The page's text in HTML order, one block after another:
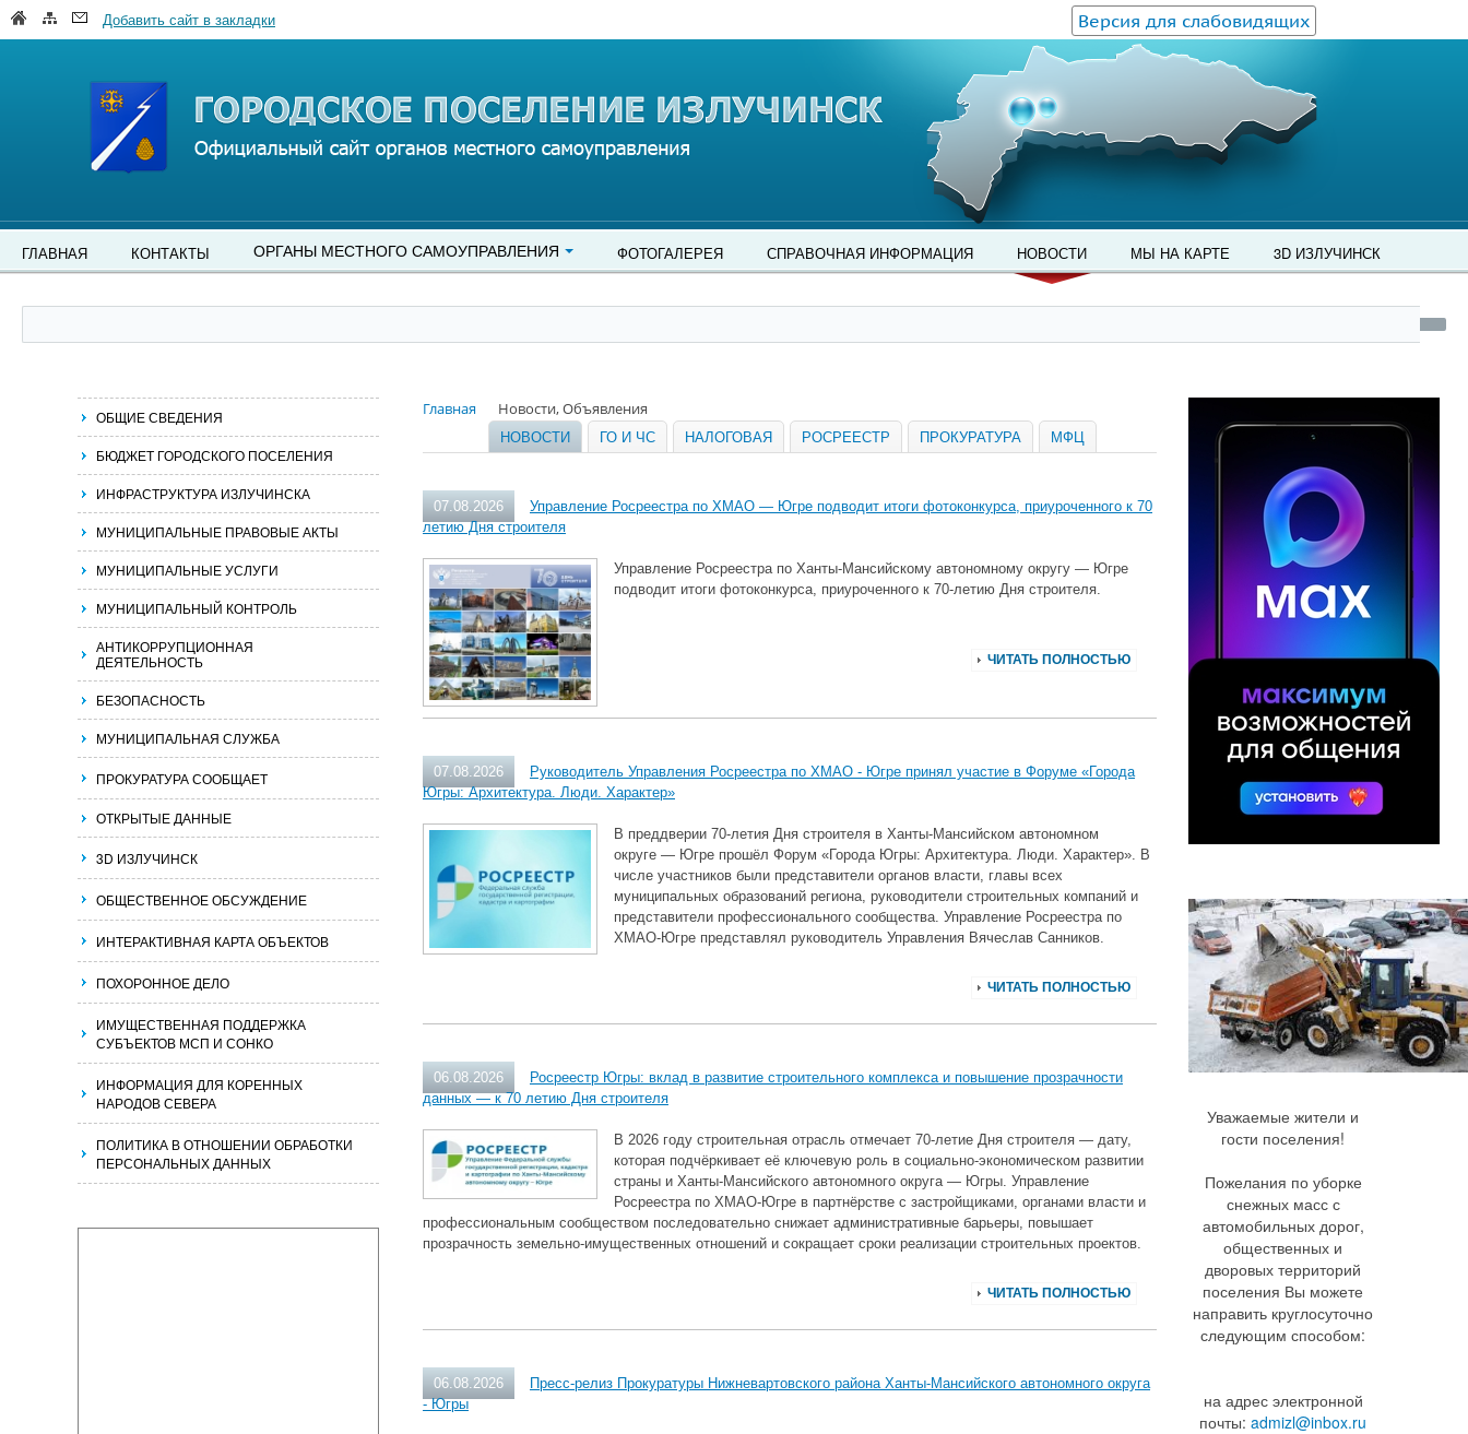
Версия для слабовидящих
Добавить сайт в закладки
ГЛАВНАЯ КОНТАКТЫ ОРГАНЫ МЕСТНОГО САМОУПРАВЛЕНИЯ ФОТОГАЛЕРЕЯ СПРАВОЧНАЯ ИНФОРМАЦИЯ НОВОСТИ МЫ НА КАРТЕ 3D ИЗЛУЧИНСК
Главная Новости, Объявления
НОВОСТИ ГО И ЧС НАЛОГОВАЯ РОСРЕЕСТР ПРОКУРАТУРА МФЦ
07.08.2026
Управление Росреестра по ХМАО — Югре подводит итоги фотоконкурса, приуроченного к 70
летию Дня строителя
Управление Росреестра по Ханты‑Мансийскому автономному округу — Югре
подводит итоги фотоконкурса, приуроченного к 70‑летию Дня строителя.
ЧИТАТЬ ПОЛНОСТЬЮ
07.08.2026
Руководитель Управления Росреестра по ХМАО - Югре принял участие в Форуме «Города
Югры: Архитектура. Люди. Характер»
В преддверии 70‑летия Дня строителя в Ханты‑Мансийском автономном
округе — Югре прошёл Форум «Города Югры: Архитектура. Люди. Характер». В
числе участников были представители органов власти, главы всех
муниципальных образований региона, руководители строительных компаний и
представители профессионального сообщества. Управление Росреестра по
ХМАО‑Югре представлял руководитель Управления Вячеслав Санников.
ЧИТАТЬ ПОЛНОСТЬЮ
06.08.2026
Росреестр Югры: вклад в развитие строительного комплекса и повышение прозрачности
данных — к 70 летию Дня строителя
В 2026 году строительная отрасль отмечает 70‑летие Дня строителя — дату,
которая подчёркивает её ключевую роль в социально‑экономическом развитии
страны и Ханты‑Мансийского автономного округа — Югры. Управление
Росреестра по ХМАО‑Югре в партнёрстве с застройщиками, органами власти и
профессиональным сообществом последовательно снижает административные барьеры, повышает
прозрачность земельно‑имущественных отношений и сокращает сроки реализации строительных проектов.
ЧИТАТЬ ПОЛНОСТЬЮ
06.08.2026
Пресс-релиз Прокуратуры Нижневартовского района Ханты-Мансийского автономного округа
- Югры
ОБЩИЕ СВЕДЕНИЯ
БЮДЖЕТ ГОРОДСКОГО ПОСЕЛЕНИЯ
ИНФРАСТРУКТУРА ИЗЛУЧИНСКА
МУНИЦИПАЛЬНЫЕ ПРАВОВЫЕ АКТЫ
МУНИЦИПАЛЬНЫЕ УСЛУГИ
МУНИЦИПАЛЬНЫЙ КОНТРОЛЬ
АНТИКОРРУПЦИОННАЯ
ДЕЯТЕЛЬНОСТЬ
БЕЗОПАСНОСТЬ
МУНИЦИПАЛЬНАЯ СЛУЖБА
ПРОКУРАТУРА СООБЩАЕТ
ОТКРЫТЫЕ ДАННЫЕ
3D ИЗЛУЧИНСК
ОБЩЕСТВЕННОЕ ОБСУЖДЕНИЕ
ИНТЕРАКТИВНАЯ КАРТА ОБЪЕКТОВ
ПОХОРОННОЕ ДЕЛО
ИМУЩЕСТВЕННАЯ ПОДДЕРЖКА
СУБЪЕКТОВ МСП И СОНКО
ИНФОРМАЦИЯ ДЛЯ КОРЕННЫХ
НАРОДОВ СЕВЕРА
ПОЛИТИКА В ОТНОШЕНИИ ОБРАБОТКИ
ПЕРСОНАЛЬНЫХ ДАННЫХ
Уважаемые жители и
гости поселения!
Пожелания по уборке
снежных масс с
автомобильных дорог,
общественных и
дворовых территорий
поселения Вы можете
направить круглосуточно
следующим способом:
на адрес электронной
почты:admizl@inbox.ru